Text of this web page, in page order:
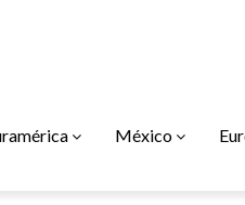
México